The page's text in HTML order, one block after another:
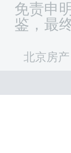
免责申
鉴，最
北京房产